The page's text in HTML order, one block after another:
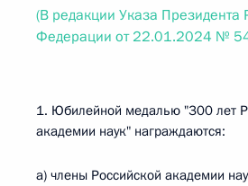
(В редакции Указа Президента
Федерации от 22.01.2024 №
1. Юбилейной медалью "300 лет
академии наук" награждаются:
а) члены Российской академии